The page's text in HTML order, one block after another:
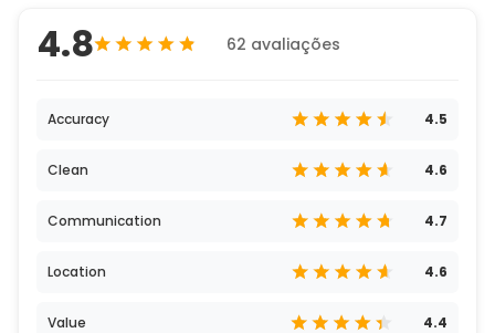
4.8 62 avaliações
Accuracy 4.5
Clean 4.6
Communication 4.7
Location 4.6
Value 4.4